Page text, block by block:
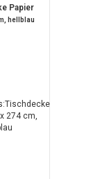
Papier
hellblau